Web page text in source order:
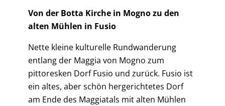
Von der Botta Kirche in Mogno zu den
alten Mühlen in Fusio
Nette kleine kulturelle Rundwanderung
entlang der Maggia von Mogno zum
pittoresken Dorf Fusio und zurück. Fusio ist
ein altes, aber schön hergerichtetes Dorf
am Ende des Maggiatals mit alten Mühlen